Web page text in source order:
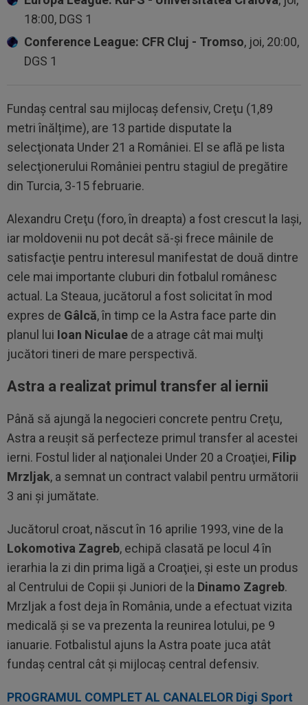
18:00, DGS 1
Conference League: CFR Cluj - Tromso, joi, 20:00,
DGS 1
Fundaş central sau mijlocaş defensiv, Creţu (1,89
metri înălțime), are 13 partide disputate la
selecţionata Under 21 a României. El se află pe lista
selecţionerului României pentru stagiul de pregătire
din Turcia, 3-15 februarie.
Alexandru Creţu (foro, în dreapta) a fost crescut la Iaşi,
iar moldovenii nu pot decât să-şi frece mâinile de
satisfacţie pentru interesul manifestat de două dintre
cele mai importante cluburi din fotbalul românesc
actual. La Steaua, jucătorul a fost solicitat în mod
expres de Gâlcă, în timp ce la Astra face parte din
planul lui Ioan Niculae de a atrage cât mai mulţi
jucători tineri de mare perspectivă.
Astra a realizat primul transfer al iernii
Până să ajungă la negocieri concrete pentru Creţu,
Astra a reuşit să perfecteze primul transfer al acestei
ierni. Fostul lider al naţionalei Under 20 a Croaţiei, Filip
Mrzljak, a semnat un contract valabil pentru următorii
3 ani și jumătate.
Jucătorul croat, născut în 16 aprilie 1993, vine de la
Lokomotiva Zagreb, echipă clasată pe locul 4 în
ierarhia la zi din prima ligă a Croaţiei, şi este un produs
al Centrului de Copii şi Juniori de la Dinamo Zagreb.
Mrzljak a fost deja în România, unde a efectuat vizita
medicală şi se va prezenta la reunirea lotului, pe 9
ianuarie. Fotbalistul ajuns la Astra poate juca atât
fundaş central cât şi mijlocaş central defensiv.
PROGRAMUL COMPLET AL CANALELOR Digi Sport